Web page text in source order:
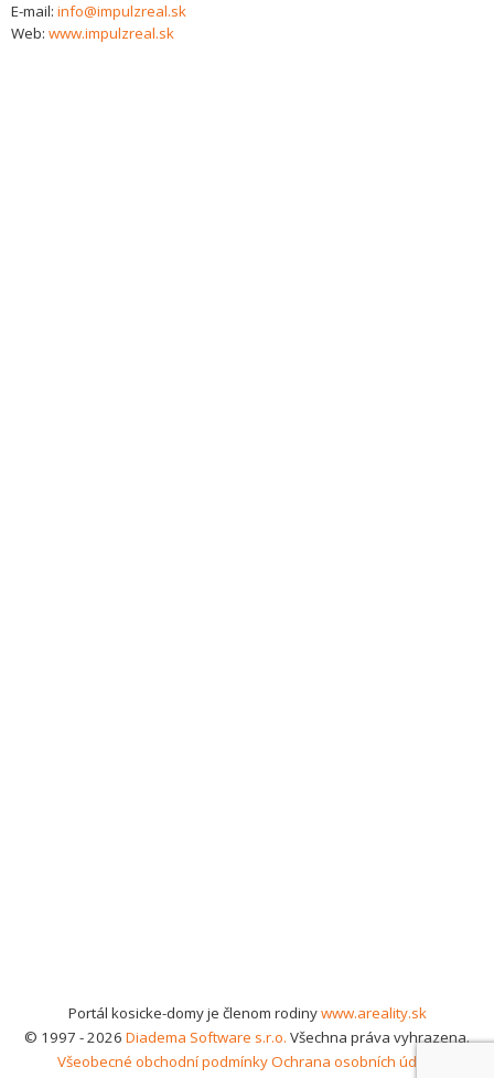
E-mail: info@impulzreal.sk
Web: www.impulzreal.sk
Portál kosicke-domy je členom rodinywww.areality.sk
© 1997 - 2026 Diadema Software s.r.o. Všechna práva vyhrazena.
Všeobecné obchodní podmínkyOchrana osobních údajů